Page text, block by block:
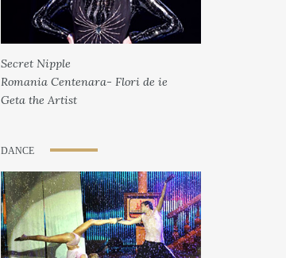
Secret Nipple
Romania Centenara- Flori de ie
Geta the Artist
DANCE